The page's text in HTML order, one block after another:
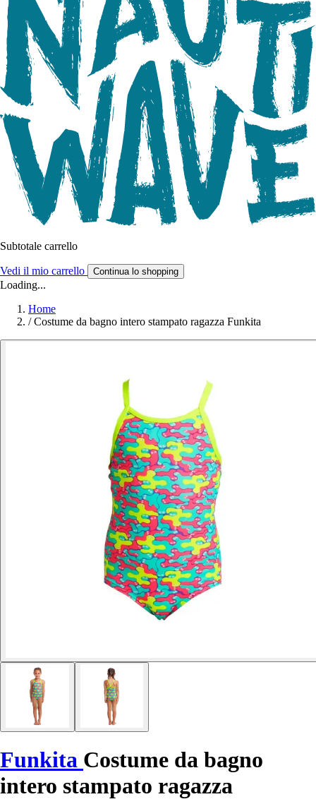
Subtotale carrello
Vedi il mio carrello Continua lo shopping
Loading...
Home
/ Costume da bagno intero stampato ragazza Funkita
Funkita Costume da bagno
intero stampato ragazza